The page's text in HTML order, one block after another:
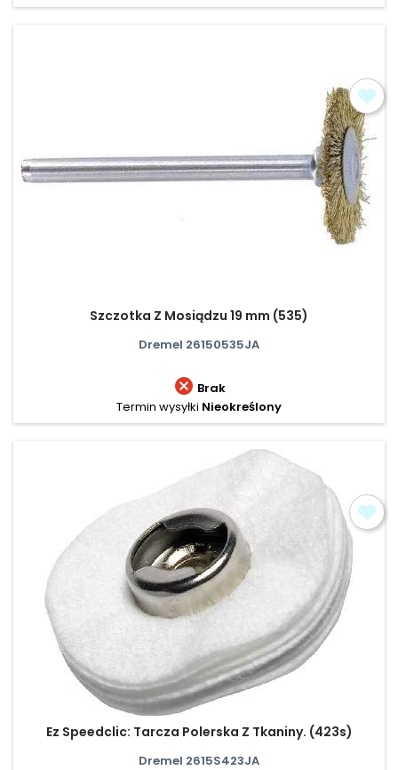
Szczotka Z Mosiądzu 19 mm (535)
Dremel 26150535JA
 Brak
Termin wysyłki Nieokreślony
Ez Speedclic: Tarcza Polerska Z Tkaniny. (423s)
Dremel 2615S423JA